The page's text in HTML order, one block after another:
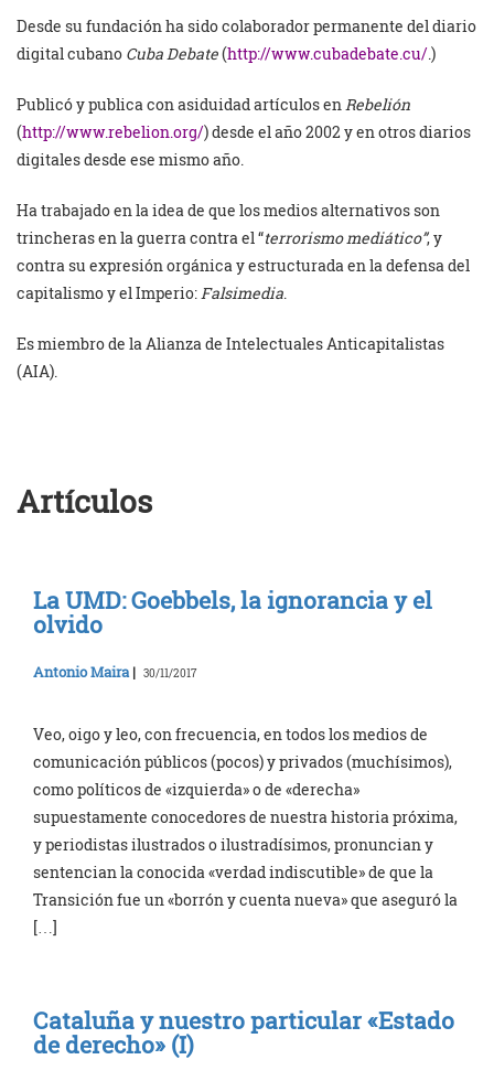
Desde su fundación ha sido colaborador permanente del diario
digital cubano Cuba Debate(http://www.cubadebate.cu/.)
Publicó y publica con asiduidad artículos enRebelión
(http://www.rebelion.org/) desde el año 2002 y en otros diarios
digitales desde ese mismo año.
Ha trabajado en la idea de que los medios alternativos son
trincheras en la guerra contra el “terrorismo mediático”, y
contra su expresión orgánica y estructurada en la defensa del
capitalismo y el Imperio:Falsimedia.
Es miembro de la Alianza de Intelectuales Anticapitalistas
(AIA).
Artículos
La UMD: Goebbels, la ignorancia y el
olvido
Antonio Maira | 30/11/2017
Veo, oigo y leo, con frecuencia, en todos los medios de
comunicación públicos (pocos) y privados (muchísimos),
como políticos de «izquierda» o de «derecha»
supuestamente conocedores de nuestra historia próxima,
y periodistas ilustrados o ilustradísimos, pronuncian y
sentencian la conocida «verdad indiscutible» de que la
Transición fue un «borrón y cuenta nueva» que aseguró la
[…]
Cataluña y nuestro particular «Estado
de derecho» (I)